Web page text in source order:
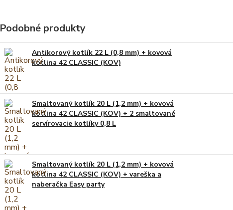
Podobné produkty
Antikorový kotlík 22 L (0,8 mm) + kovová
kotlina 42 CLASSIC (KOV)
Smaltovaný kotlík 20 L (1,2 mm) + kovová
kotlina 42 CLASSIC (KOV) + 2 smaltované
servírovacie kotlíky 0,8 L
Smaltovaný kotlík 20 L (1,2 mm) + kovová
kotlina 42 CLASSIC (KOV) + vareška a
naberačka Easy party